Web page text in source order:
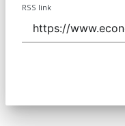
RSS link